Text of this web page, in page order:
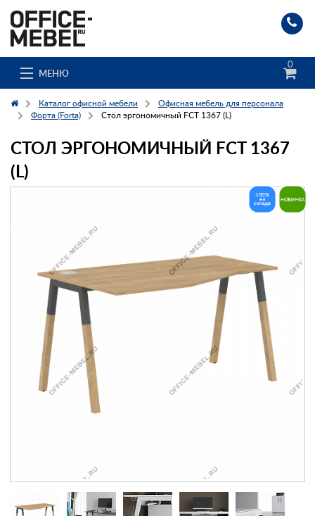
МЕНЮ
0
Каталог
О компании
Гос. заказчикам
Клиенты
Заказ каталога
Контакты
Заказать обратный звонок
Каталог офисной мебели
Офисная мебель для персонала
Форта (Forta)
Стол эргономичный FCT 1367 (L)
СТОЛ ЭРГОНОМИЧНЫЙ FCT 1367
(L)